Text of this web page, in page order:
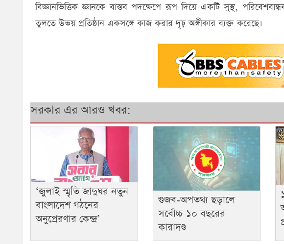
বিজ্ঞানভিত্তিক জ্ঞানকে বাস্তব পদক্ষেপে রূপ দিয়ে একটি সুস্থ,
তুলতে উভয় প্রতিষ্ঠান একসঙ্গে কাজ করার দৃঢ় অঙ্গীকার ব্যক্ত করেছে।
সরকার এর আরও খবর:
‘জুলাই স্মৃতি জাদুঘর নতুন
বাংলাদেশ গঠনের
অনুপ্রেরণার কেন্দ্র’
গুজব-অপতথ্য ছড়ালে
সর্বোচ্চ ১০ বছরের
কারাদণ্ড